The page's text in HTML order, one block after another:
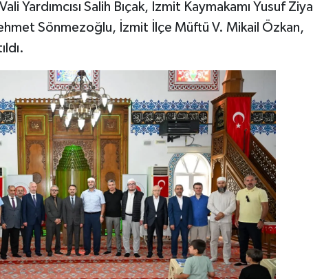
Vali Yardımcısı Salih Bıçak, İzmit Kaymakamı Yusuf Ziya
Sönmezoğlu, İzmit İlçe Müftü V. Mikail Özkan,